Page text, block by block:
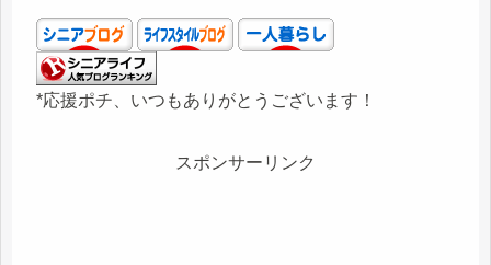
*応援ポチ、いつもありがとうございます！
スポンサーリンク